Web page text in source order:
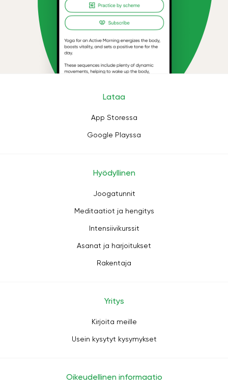
Lataa
App Storessa
Google Playssa
Hyödyllinen
Joogatunnit
Meditaatiot ja hengitys
Intensiivikurssit
Asanat ja harjoitukset
Rakentaja
Yritys
Kirjoita meille
Usein kysytyt kysymykset
Oikeudellinen informaatio